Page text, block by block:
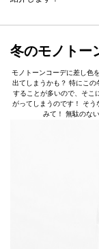
冬のモノトー
モノトーンコーデに差し色
出てしまうかも？ 特にこの
することが多いので、そこ
がってしまうのです！ そう
みて！ 無駄のな